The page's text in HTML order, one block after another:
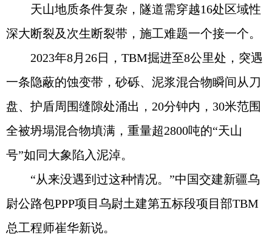
天山地质条件复杂，隧道需穿越16处区域性
深大断裂及次生断裂带，施工难题一个接一个。
2023年8月26日，TBM掘进至8公里处，突遇
一条隐蔽的蚀变带，砂砾、泥浆混合物瞬间从刀
盘、护盾周围缝隙处涌出，20分钟内，30米范围
全被坍塌混合物填满，重量超2800吨的“天山
号”如同大象陷入泥淖。
“从来没遇到过这种情况。”中国交建新疆乌
尉公路包PPP项目乌尉土建第五标段项目部TBM
总工程师崔华新说。